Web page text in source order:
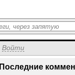
Войти
Последние